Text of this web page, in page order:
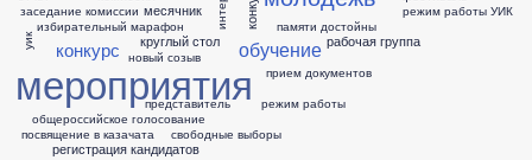
заседание комиссии
избирательный марафон
конкурс круглый стол
мероприятия
месячник
новый созыв обучение
общероссийское голосование
памяти достойны
посвящение в казачата
представитель
прием документов
рабочая группа
регистрация кандидатов
режим работы
режим работы УИК
свободные выборы
уик